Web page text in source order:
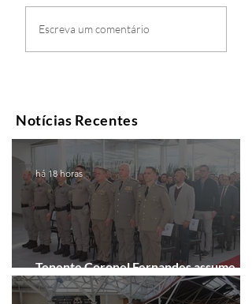
Escreva um comentário
Notícias Recentes
Tenente Coronel Fernandes assume
comando do 41º BPM em Gramado
há 18 horas